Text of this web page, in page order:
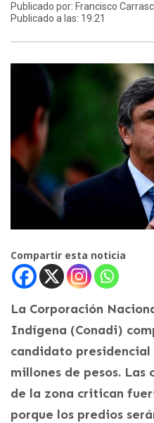
Publicado por: Francisco
Publicado a las: 19:21
Compartir esta noticia
La Corporación
Indígena (Conadi)
candidato presidencial
millones de pesos. Las
de la zona critican
porque los predios